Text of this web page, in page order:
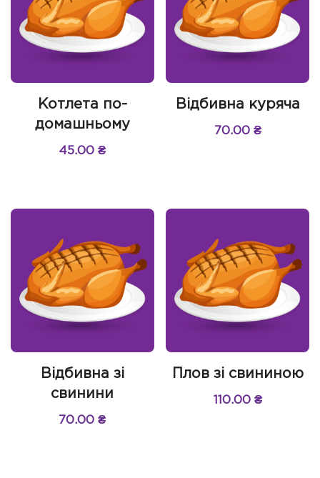
Котлета по-
домашньому
45.00₴
Відбивна куряча
70.00 ₴
Відбивна зі
свинини
70.00₴
Плов зі свининою
110.00 ₴